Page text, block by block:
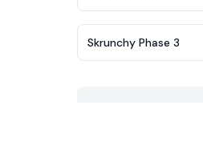
Skrunchy Phase 3